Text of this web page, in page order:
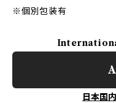
※個別包装有
日本国